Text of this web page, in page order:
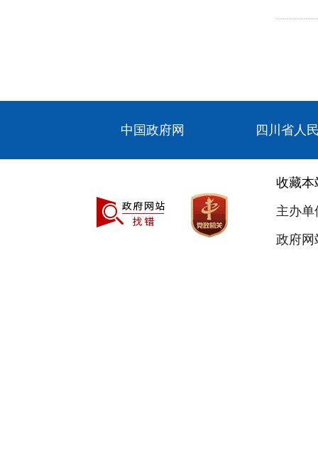
中国政府网 四川省人
收藏本
主办
政府网